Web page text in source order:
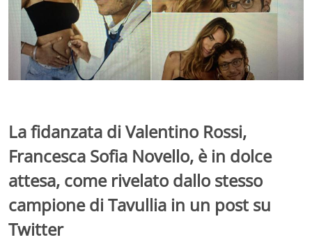
La fidanzata di Valentino Rossi,
Francesca Sofia Novello, è in dolce
attesa, come rivelato dallo stesso
campione di Tavullia in un post su
Twitter